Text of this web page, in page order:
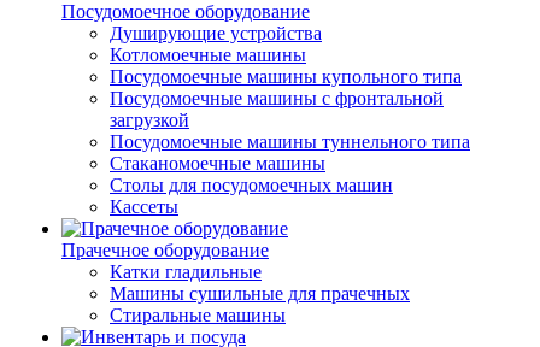
Посудомоечное оборудование
Душирующие устройства
Котломоечные машины
Посудомоечные машины купольного типа
Посудомоечные машины с фронтальной
загрузкой
Посудомоечные машины туннельного типа
Стаканомоечные машины
Столы для посудомоечных машин
Кассеты
Прачечное оборудование
Катки гладильные
Машины сушильные для прачечных
Стиральные машины